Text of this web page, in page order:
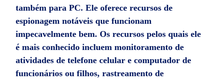
também para PC. Ele oferece recursos de
espionagem notáveis ​​que funcionam
impecavelmente bem. Os recursos pelos quais ele
é mais conhecido incluem monitoramento de
atividades de telefone celular e computador de
funcionários ou filhos, rastreamento de